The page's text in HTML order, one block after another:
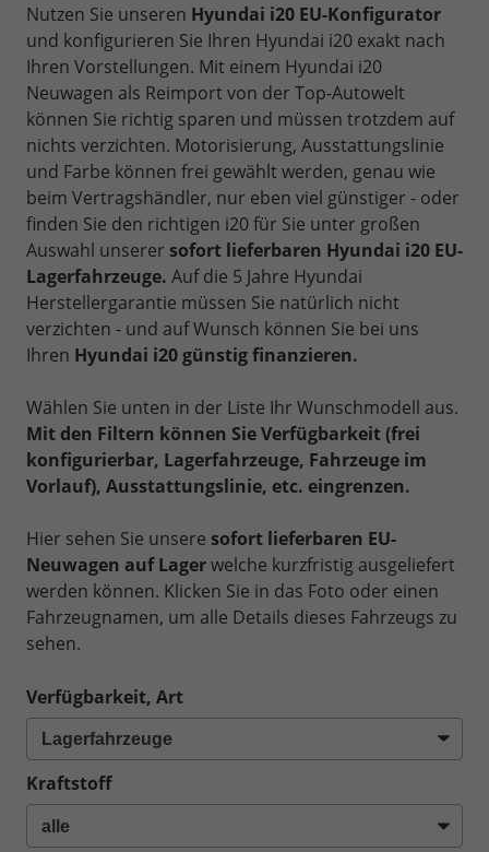
Nutzen Sie unseren Hyundai i20 EU-Konfigurator
und konfigurieren Sie Ihren Hyundai i20 exakt nach
Ihren Vorstellungen. Mit einem Hyundai i20
Neuwagen als Reimport von der Top-Autowelt
können Sie richtig sparen und müssen trotzdem auf
nichts verzichten. Motorisierung, Ausstattungslinie
und Farbe können frei gewählt werden, genau wie
beim Vertragshändler, nur eben viel günstiger - oder
finden Sie den richtigen i20 für Sie unter großen
Auswahl unserer sofort lieferbaren Hyundai i20 EU-
Lagerfahrzeuge. Auf die 5 Jahre Hyundai
Herstellergarantie müssen Sie natürlich nicht
verzichten - und auf Wunsch können Sie bei uns
Ihren Hyundai i20 günstig finanzieren.
Wählen Sie unten in der Liste Ihr Wunschmodell aus.
Mit den Filtern können Sie Verfügbarkeit (frei
konfigurierbar, Lagerfahrzeuge, Fahrzeuge im
Vorlauf), Ausstattungslinie, etc. eingrenzen.
Hier sehen Sie unsere sofort lieferbaren EU-
Neuwagen auf Lagerwelche kurzfristig ausgeliefert
werden können. Klicken Sie in das Foto oder einen
Fahrzeugnamen, um alle Details dieses Fahrzeugs zu
sehen.
Verfügbarkeit, Art
Kraftstoff